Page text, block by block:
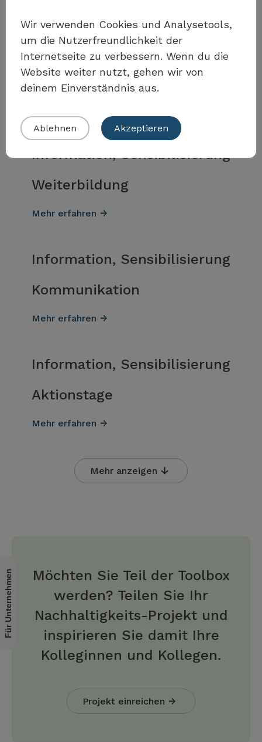
Weitere Massnahmen und
Instrumente für
Information,
Sensibilisierung
Information, Sensibilisierung
Weiterbildung
Mehr erfahren
Information, Sensibilisierung
Kommunikation
Mehr erfahren
Information, Sensibilisierung
Aktionstage
Mehr erfahren
Mehr anzeigen
Möchten Sie Teil der Toolbox
werden? Teilen Sie Ihr
Nachhaltigkeits-Projekt und
inspirieren Sie damit Ihre
Kolleginnen und Kollegen.
Projekt einreichen
Für Unternehmen
Wir verwenden Cookies und Analysetools,
um die Nutzerfreundlichkeit der
Internetseite zu verbessern. Wenn du die
Website weiter nutzt, gehen wir von
deinem Einverständnis aus.
Ablehnen Akzeptieren